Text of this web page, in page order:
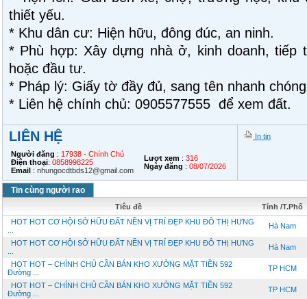
thiết yếu.
* Khu dân cư: Hiện hữu, đông đúc, an ninh.
* Phù hợp: Xây dựng nhà ở, kinh doanh, tiếp
hoặc đầu tư.
* Pháp lý: Giấy tờ đầy đủ, sang tên nhanh
* Liên hệ chính chủ: 0905577555 để xem đất.
LIÊN HỆ
Người đăng : 17938 - Chính Chủ
Điện thoại: 0858998225
Email : nhungocdtbds12@gmail.com
Lượt xem : 316
Ngày đăng : 08/07/2026
In tin
Tin cùng người rao
Tiêu đề
Tỉnh /T.Phố
HOT HOT CƠ HỘI SỞ HỮU ĐẤT NỀN VỊ TRÍ ĐẸP KHU ĐÔ THỊ HƯNG
Hà Nam
HOT HOT CƠ HỘI SỞ HỮU ĐẤT NỀN VỊ TRÍ ĐẸP KHU ĐÔ THỊ HƯNG
Hà Nam
HOT HOT – CHÍNH CHỦ CẦN BÁN KHO XƯỞNG MẶT TIỀN 592
Đường ...
TP HCM
HOT HOT – CHÍNH CHỦ CẦN BÁN KHO XƯỞNG MẶT TIỀN 592
Đường ...
TP HCM